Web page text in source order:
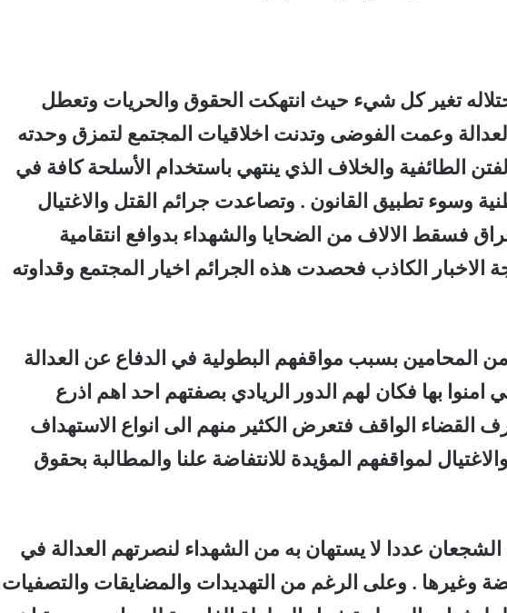
تغير كل شيء حيث انتهكت الحقوق والحريات وتعطل
وعمت الفوضى وتدنت اخلاقيات المجتمع لتمزق وحدته
الطائفية والخلاف الذي ينتهي باستخدام الأسلحة كافة في
وسوء تطبيق القانون . وتصاعدت جرائم القتل والاغتيال
فسقط الالاف من الضحايا والشهداء بدوافع انتقامية
الاخبار الكاذب فحصدت هذه الجرائم اخيار المجتمع وقداوته
المحامين بسبب مواقفهم البطولية في الدفاع عن العدالة
امنوا بها فكان لهم الدور الريادي بصفتهم احد اهم اذرع
القضاء الواقف فتعرض الكثير منهم الى انواع الاستهداف
لمواقفهم المؤيدة للانتفاضة علنا والمطالبة بحقوق
عددا لا يستهان به من الشهداء لنصرتهم العدالة في
وغيرها . وعلى الرغم من التهديدات والمضايقات والتصفيات